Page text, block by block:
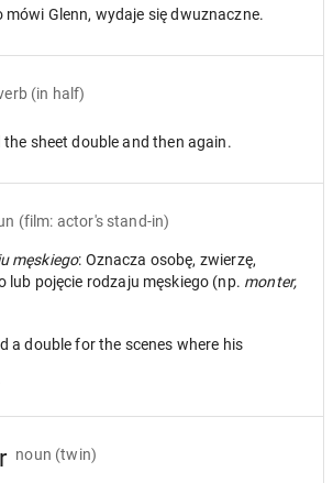
mówi Glenn, wydaje się dwuznaczne.
(in half)
the sheet double and then again.
(film: actor's stand-in)
męskiego: Oznacza osobę, zwierzę,
lub pojęcie rodzaju męskiego (np. monter,
a double for the scenes where his
noun (twin)